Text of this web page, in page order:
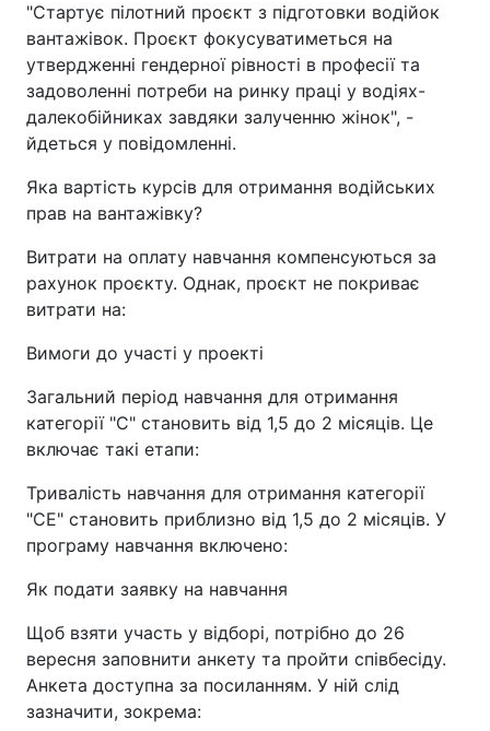
"Стартує пілотний проєкт з підготовки водійок
вантажівок. Проєкт фокусуватиметься на
утвердженні гендерної рівності в професії та
задоволенні потреби на ринку праці у водіях-
далекобійниках завдяки залученню жінок", -
йдеться у повідомленні.
Яка вартість курсів для отримання водійських
прав на вантажівку?
Витрати на оплату навчання компенсуються за
рахунок проєкту. Однак, проєкт не покриває
витрати на:
Вимоги до участі у проекті
Загальний період навчання для отримання
категорії "С" становить від 1,5 до 2 місяців. Це
включає такі етапи:
Тривалість навчання для отримання категорії
"СЕ" становить приблизно від 1,5 до 2 місяців. У
програму навчання включено:
Як подати заявку на навчання
Щоб взяти участь у відборі, потрібно до 26
вересня заповнити анкету та пройти співбесіду.
Анкета доступна за посиланням. У ній слід
зазначити, зокрема: